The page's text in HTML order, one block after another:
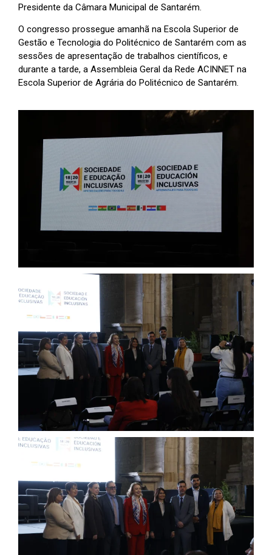
Presidente da Câmara Municipal de Santarém.
O congresso prossegue amanhã na Escola Superior de
Gestão e Tecnologia do Politécnico de Santarém com as
sessões de apresentação de trabalhos científicos, e
durante a tarde, a Assembleia Geral da Rede ACINNET na
Escola Superior de Agrária do Politécnico de Santarém.